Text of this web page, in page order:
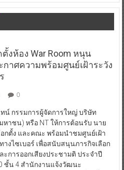
งห้อง War Room หนุน
กาศความพร้อมศูนย์เฝ้าระวัง
0
กรรมการผู้จัดการใหญ่ บริษัท
าชน) หรือ NT ให้การต้อนรับ นาย
กตั้ง และคณะ พร้อมนำชมศูนย์เฝ้า
งไซเบอร์ เพื่อสนับสนุนภารกิจเลือก
การออกเสียงประชามติ ประจำปี
ชั้น 4 สำนักงานแจ้งวัฒนะ